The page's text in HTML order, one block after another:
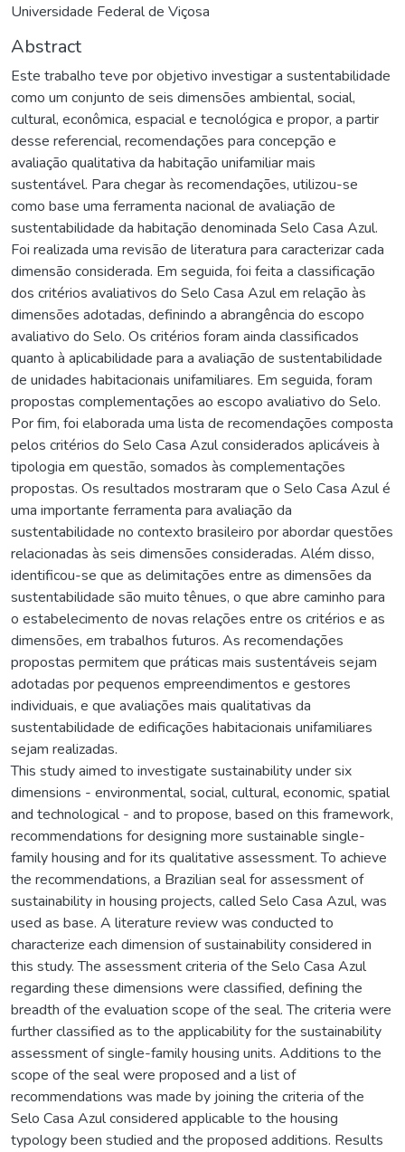
Universidade Federal de Viçosa
Abstract
Este trabalho teve por objetivo investigar a sustentabilidade
como um conjunto de seis dimensões ambiental, social,
cultural, econômica, espacial e tecnológica e propor, a partir
desse referencial, recomendações para concepção e
avaliação qualitativa da habitação unifamiliar mais
sustentável. Para chegar às recomendações, utilizou-se
como base uma ferramenta nacional de avaliação de
sustentabilidade da habitação denominada Selo Casa Azul.
Foi realizada uma revisão de literatura para caracterizar cada
dimensão considerada. Em seguida, foi feita a classificação
dos critérios avaliativos do Selo Casa Azul em relação às
dimensões adotadas, definindo a abrangência do escopo
avaliativo do Selo. Os critérios foram ainda classificados
quanto à aplicabilidade para a avaliação de sustentabilidade
de unidades habitacionais unifamiliares. Em seguida, foram
propostas complementações ao escopo avaliativo do Selo.
Por fim, foi elaborada uma lista de recomendações composta
pelos critérios do Selo Casa Azul considerados aplicáveis à
tipologia em questão, somados às complementações
propostas. Os resultados mostraram que o Selo Casa Azul é
uma importante ferramenta para avaliação da
sustentabilidade no contexto brasileiro por abordar questões
relacionadas às seis dimensões consideradas. Além disso,
identificou-se que as delimitações entre as dimensões da
sustentabilidade são muito tênues, o que abre caminho para
o estabelecimento de novas relações entre os critérios e as
dimensões, em trabalhos futuros. As recomendações
propostas permitem que práticas mais sustentáveis sejam
adotadas por pequenos empreendimentos e gestores
individuais, e que avaliações mais qualitativas da
sustentabilidade de edificações habitacionais unifamiliares
sejam realizadas.
This study aimed to investigate sustainability under six
dimensions - environmental, social, cultural, economic, spatial
and technological - and to propose, based on this framework,
recommendations for designing more sustainable single-
family housing and for its qualitative assessment. To achieve
the recommendations, a Brazilian seal for assessment of
sustainability in housing projects, called Selo Casa Azul, was
used as base. A literature review was conducted to
characterize each dimension of sustainability considered in
this study. The assessment criteria of the Selo Casa Azul
regarding these dimensions were classified, defining the
breadth of the evaluation scope of the seal. The criteria were
further classified as to the applicability for the sustainability
assessment of single-family housing units. Additions to the
scope of the seal were proposed and a list of
recommendations was made by joining the criteria of the
Selo Casa Azul considered applicable to the housing
typology been studied and the proposed additions. Results